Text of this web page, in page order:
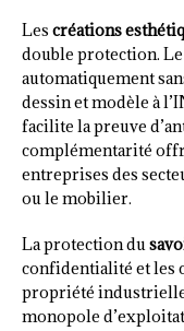
Les créations
double protection.
automatiquement
dessin et modèle à
facilite la preuve
complémentarité
entreprises des
ou le mobilier.
La protection du
confidentialité et les
propriété
monopole